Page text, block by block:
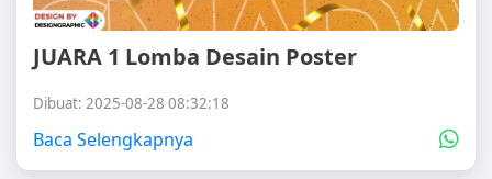
JUARA 1 Lomba Desain Poster
Dibuat: 2025-08-28 08:32:18
Baca Selengkapnya